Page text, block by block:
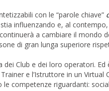
con le “parole chiave”
influenzando e, al
a cambiare il mondo
di gran lunga superiore
Club e dei loro operatori.
e l’Istruttore in un Virtual
competenze riguardanti: